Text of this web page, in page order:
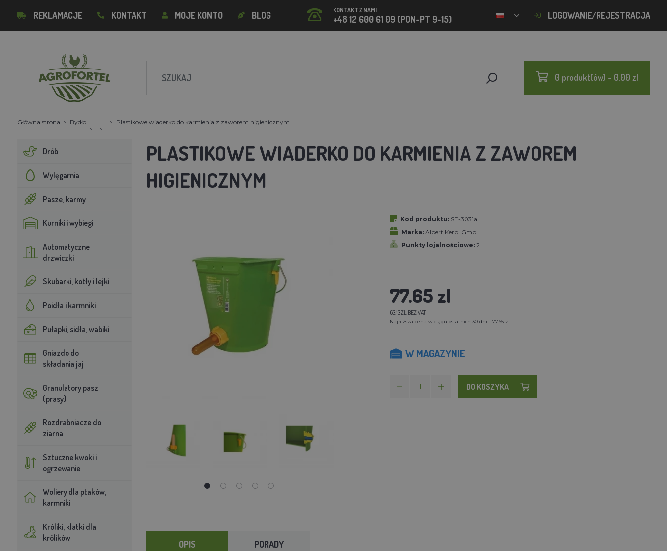
REKLAMACJE KONTAKT MOJE KONTO BLOG KONTAKT Z NAMI
+48 12 600 61 09 (PON-PT 9-15) LOGOWANIE/REJESTRACJA
0 produkt(ów) - 0.00 zl
Główna strona Bydło Plastikowe wiaderko do karmienia z zaworem higienicznym
Drób
Wylęgarnia
Pasze, karmy
Kurniki i wybiegi
Automatyczne
drzwiczki
Skubarki, kotły i lejki
Poidła i karmniki
Pułapki, sidła, wabiki
Gniazdo do
składania jaj
Granulatory pasz
(prasy)
Rozdrabniacze do
ziarna
Sztuczne kwoki i
ogrzewanie
Woliery dla ptaków,
karmniki
Króliki, klatki dla
królików
PLASTIKOWE WIADERKO DO KARMIENIA Z ZAWOREM
HIGIENICZNYM
Kod produktu: SE-3031a
Marka: Albert Kerbl GmbH
Punkty lojalnościowe: 2
77.65 zl
63.13 ZL BEZ VAT
Najniższa cena w ciągu ostatnich 30 dni - 77.65 zl
W MAGAZYNIE
DO KOSZYKA
OPIS PORADY